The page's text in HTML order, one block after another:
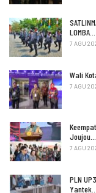
LOMBA…
7 AGU
Wali
7 AGU
Joujou…
7 AGU
PLN
Yantek…